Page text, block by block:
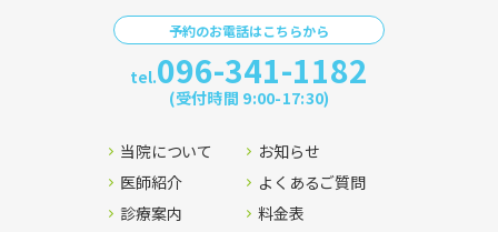
予約のお電話はこちらから
tel.096-341-1182
(受付時間 9:00-17:30)
当院について
医師紹介
診療案内
お知らせ
よくあるご質問
料金表